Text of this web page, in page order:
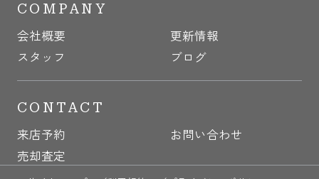
COMPANY
会社概要
更新情報
スタッフ
ブログ
CONTACT
来店予約
お問い合わせ
売却査定